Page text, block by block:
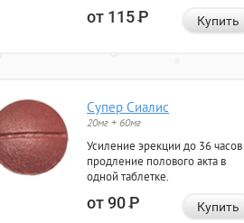
от 115Р Купить
Супер Сиалис
20мг + 60мг
Усиление эрекции до 36 часов
продление полового акта в
одной таблетке.
от 90Р Купить